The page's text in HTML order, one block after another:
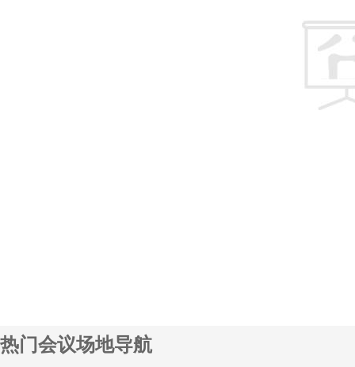
热门会议场地导航